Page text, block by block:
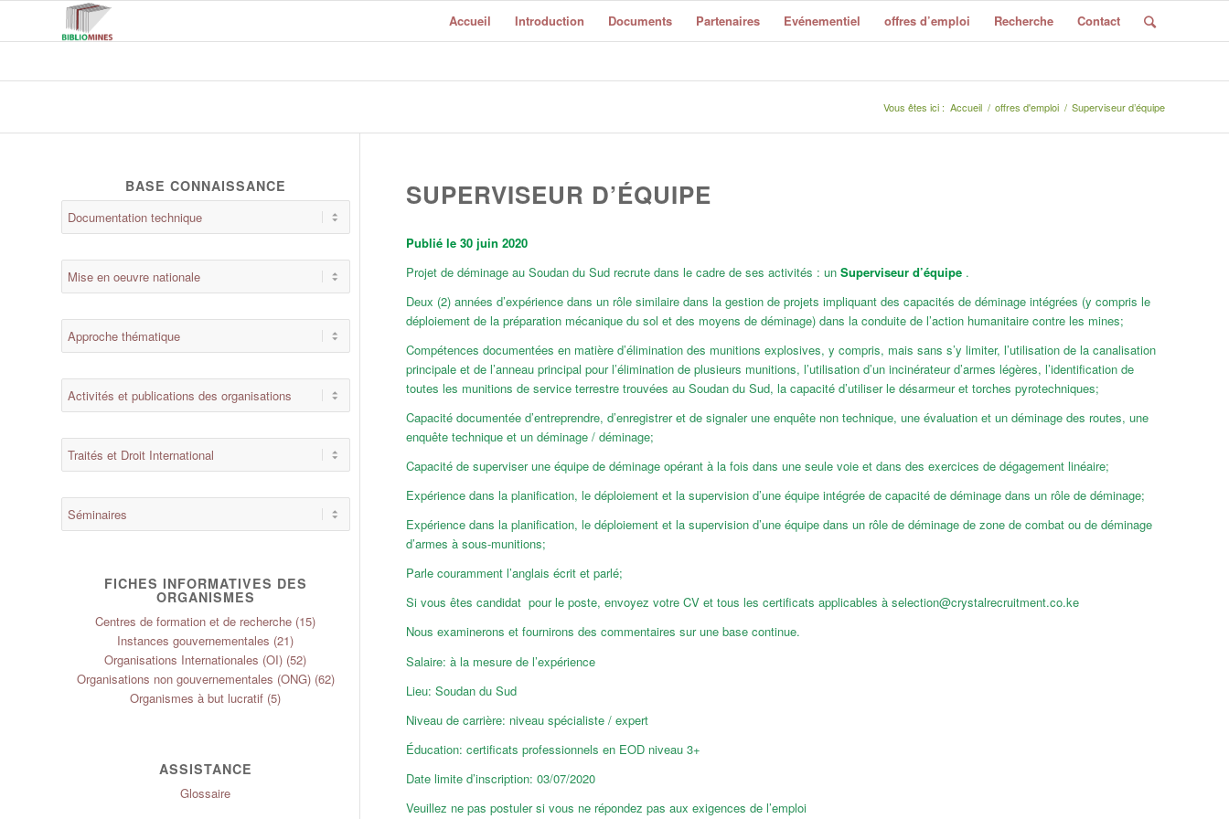
Accueil Introduction Documents Partenaires Evénementiel offres d’emploi Recherche Contact
Vous êtes ici : Accueil / offres d'emploi / Superviseur d’équipe
SUPERVISEUR D’ÉQUIPE
Publié le 30 juin 2020
Projet de déminage au Soudan du Sud recrute dans le cadre de ses activités : un Superviseur d’équipe.
Deux (2) années d’expérience dans un rôle similaire dans la gestion de projets impliquant des capacités de déminage intégrées (y compris le
déploiement de la préparation mécanique du sol et des moyens de déminage) dans la conduite de l’action humanitaire contre les mines;
Compétences documentées en matière d’élimination des munitions explosives, y compris, mais sans s’y limiter, l’utilisation de la canalisation
principale et de l’anneau principal pour l’élimination de plusieurs munitions, l’utilisation d’un incinérateur d’armes légères, l’identification de
toutes les munitions de service terrestre trouvées au Soudan du Sud, la capacité d’utiliser le désarmeur et torches pyrotechniques;
Capacité documentée d’entreprendre, d’enregistrer et de signaler une enquête non technique, une évaluation et un déminage des routes, une
enquête technique et un déminage / déminage;
Capacité de superviser une équipe de déminage opérant à la fois dans une seule voie et dans des exercices de dégagement linéaire;
Expérience dans la planification, le déploiement et la supervision d’une équipe intégrée de capacité de déminage dans un rôle de déminage;
Expérience dans la planification, le déploiement et la supervision d’une équipe dans un rôle de déminage de zone de combat ou de déminage
d’armes à sous-munitions;
Parle couramment l’anglais écrit et parlé;
Si vous êtes candidat pour le poste, envoyez votre CV et tous les certificats applicables à selection@crystalrecruitment.co.ke
Nous examinerons et fournirons des commentaires sur une base continue.
Salaire: à la mesure de l’expérience
Lieu: Soudan du Sud
Niveau de carrière: niveau spécialiste / expert
Éducation: certificats professionnels en EOD niveau 3+
Date limite d’inscription: 03/07/2020
Veuillez ne pas postuler si vous ne répondez pas aux exigences de l’emploi
BASE CONNAISSANCE
FICHES INFORMATIVES DES
ORGANISMES
Centres de formation et de recherche (15)
Instances gouvernementales (21)
Organisations Internationales (OI) (52)
Organisations non gouvernementales (ONG)(62)
Organismes à but lucratif (5)
ASSISTANCE
Glossaire